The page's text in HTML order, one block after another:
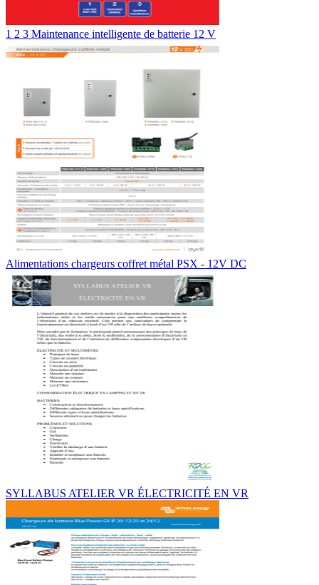
1 2 3 Maintenance intelligente de batterie 12 V
Alimentations chargeurs coffret métal PSX - 12V DC
SYLLABUS ATELIER VR ÉLECTRICITÉ EN VR